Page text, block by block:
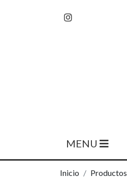
MENU
Inicio Productos